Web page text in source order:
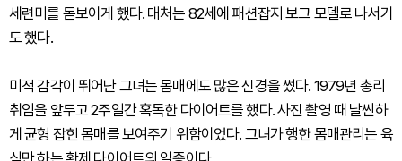
세련미를 돋보이게 했다. 대처는 82세에 패션잡지 보그 모델로 나서기
도 했다.
미적 감각이 뛰어난 그녀는 몸매에도 많은 신경을 썼다. 1979년 총리
취임을 앞두고 2주일간 혹독한 다이어트를 했다. 사진 촬영 때 날씬하
게 균형 잡힌 몸매를 보여주기 위함이었다. 그녀가 행한 몸매관리는 육